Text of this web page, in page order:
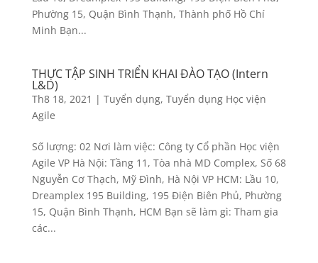
Phường 15, Quận Bình Thạnh, Thành phố Hồ Chí
Minh Bạn...
THỰC TẬP SINH TRIỂN KHAI ĐÀO TẠO (Intern
L&D)
Th8 18, 2021 | Tuyển dụng, Tuyển dụng Học viện
Agile
Số lượng: 02 Nơi làm việc: Công ty Cổ phần Học viện
Agile VP Hà Nội: Tầng 11, Tòa nhà MD Complex, Số 68
Nguyễn Cơ Thạch, Mỹ Đình, Hà Nội VP HCM: Lầu 10,
Dreamplex 195 Building, 195 Điện Biên Phủ, Phường
15, Quận Bình Thạnh, HCM Bạn sẽ làm gì: Tham gia
các...